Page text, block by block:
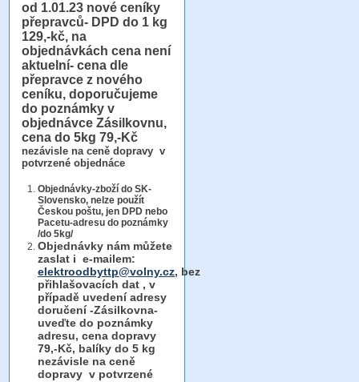
od 1.01.23 nové ceníky
přepravců- DPD do 1 kg
129,-kč, na
objednávkách cena není
aktuelní- cena dle
přepravce z nového
ceníku, doporučujeme
do poznámky v
objednávce Zásilkovnu,
cena do 5kg 79,-Kč
nezávisle na ceně dopravy v
potvrzené objednáce
Objednávky-zboží do SK-
Slovensko, nelze použít
Českou poštu, jen DPD nebo
Pacetu-adresu do poznámky
/do 5kg/
Objednávky nám můžete
zaslat i e-mailem:
elektroodbyttp@volny.cz, bez
přihlašovacích dat , v
případě uvedení adresy
doručení -Zásilkovna-
uveďte do poznámky
adresu, cena dopravy
79,-Kč, balíky do 5 kg
nezávisle na ceně
dopravy v potvrzené